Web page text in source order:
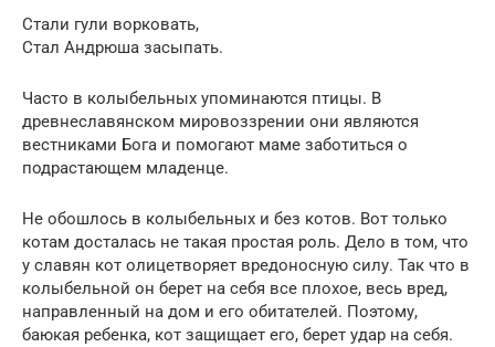
Стали гули ворковать,
Стал Андрюша засыпать.
Часто в колыбельных упоминаются птицы. В
древнеславянском мировоззрении они являются
вестниками Бога и помогают маме заботиться о
подрастающем младенце.
Не обошлось в колыбельных и без котов. Вот только
котам досталась не такая простая роль. Дело в том, что
у славян кот олицетворяет вредоносную силу. Так что в
колыбельной он берет на себя все плохое, весь вред,
направленный на дом и его обитателей. Поэтому,
баюкая ребенка, кот защищает его, берет удар на себя.